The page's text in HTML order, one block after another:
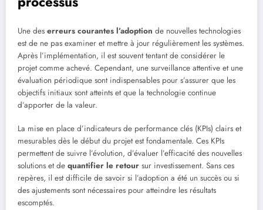
Une des erreurs courantes l’adoption de nouvelles technologies
est de ne pas examiner et mettre à jour régulièrement les systèmes.
Après l’implémentation, il est souvent tentant de considérer le
projet comme achevé. Cependant, une surveillance attentive et une
évaluation périodique sont indispensables pour s’assurer que les
objectifs initiaux sont atteints et que la technologie continue
d’apporter de la valeur.
La mise en place d’indicateurs de performance clés (KPIs) clairs et
mesurables dès le début du projet est fondamentale. Ces KPIs
permettent de suivre l’évolution, d’évaluer l’efficacité des nouvelles
solutions et de quantifier le retour sur investissement. Sans ces
repères, il est difficile de savoir si l’adoption a été un succès ou si
des ajustements sont nécessaires pour atteindre les résultats
escomptés.